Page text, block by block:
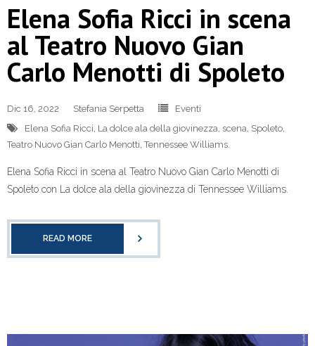
Elena Sofia Ricci in scena
al Teatro Nuovo Gian
Carlo Menotti di Spoleto
Dic 16, 2022 Stefania Serpetta
Eventi
Elena Sofia Ricci, La dolce ala della giovinezza, scena, Spoleto,
Teatro Nuovo Gian Carlo Menotti,Tennessee Williams.
Elena Sofia Ricci in scena al Teatro Nuovo Gian Carlo Menotti di
Spoleto con La dolce ala della giovinezza di Tennessee Williams.
READ MORE